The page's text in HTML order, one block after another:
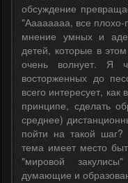
обсуждение
"Аааааааа, все плохо-
мнение умных и
детей, которые в
очень волнует. Я
восторженных до
всего интересует,
принципе, сделать
среднее)
пойти на такой
тема имеет место
"мировой
думающие и